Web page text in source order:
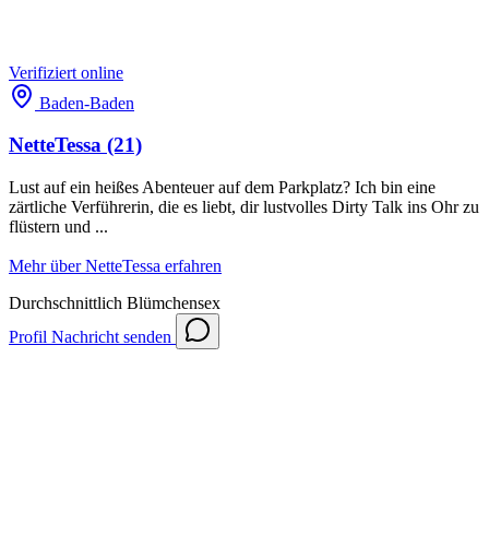
Verifiziert online
Baden-Baden
NetteTessa (21)
Lust auf ein heißes Abenteuer auf dem Parkplatz? Ich bin eine
zärtliche Verführerin, die es liebt, dir lustvolles Dirty Talk ins Ohr zu
flüstern und ...
Mehr über NetteTessa erfahren
Durchschnittlich Blümchensex
Profil Nachricht senden